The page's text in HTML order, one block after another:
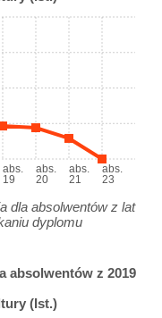
abs.
19
abs.
20
abs.
21
abs.
23
dla absolwentów z lat
dyplomu
absolwentów z 2019
(Ist.)